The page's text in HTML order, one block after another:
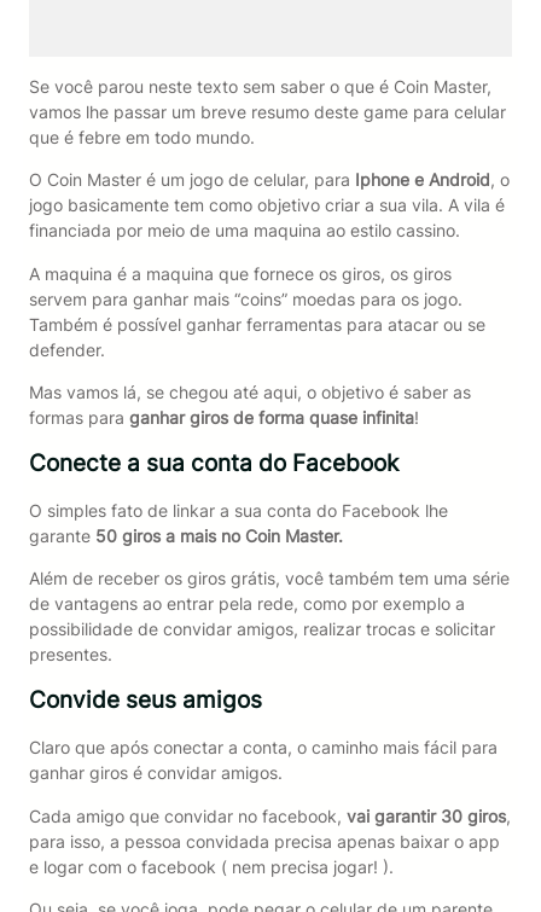
Se você parou neste texto sem saber o que é Coin Master,
vamos lhe passar um breve resumo deste game para celular
que é febre em todo mundo.
O Coin Master é um jogo de celular, para Iphone e Android, o
jogo basicamente tem como objetivo criar a sua vila. A vila é
financiada por meio de uma maquina ao estilo cassino.
A maquina é a maquina que fornece os giros, os giros
servem para ganhar mais “coins” moedas para os jogo.
Também é possível ganhar ferramentas para atacar ou se
defender.
Mas vamos lá, se chegou até aqui, o objetivo é saber as
formas para ganhar giros de forma quase infinita!
Conecte a sua conta do Facebook
O simples fato de linkar a sua conta do Facebook lhe
garante 50 giros a mais no Coin Master.
Além de receber os giros grátis, você também tem uma série
de vantagens ao entrar pela rede, como por exemplo a
possibilidade de convidar amigos, realizar trocas e solicitar
presentes.
Convide seus amigos
Claro que após conectar a conta, o caminho mais fácil para
ganhar giros é convidar amigos.
Cada amigo que convidar no facebook, vai garantir 30 giros,
para isso, a pessoa convidada precisa apenas baixar o app
e logar com o facebook ( nem precisa jogar! ).